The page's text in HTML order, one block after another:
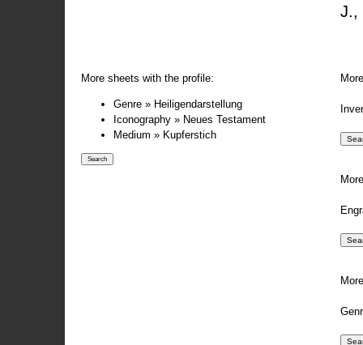
J.,
More sheets with the profile:
Genre » Heiligendarstellung
Iconography » Neues Testament
Medium » Kupferstich